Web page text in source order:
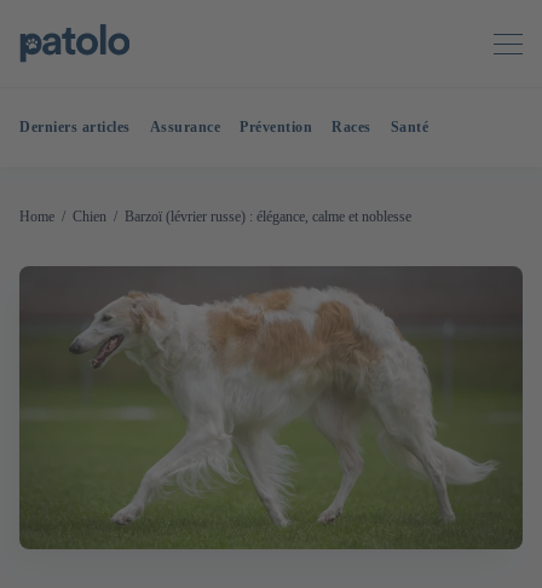
Derniers articles Assurance Prévention Races Santé
Home Chien Barzoï (lévrier russe) : élégance, calme et noblesse